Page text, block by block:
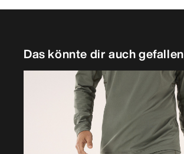
Das könnte dir auch gefallen